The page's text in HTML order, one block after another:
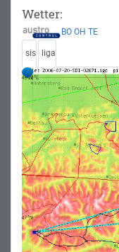
Wetter:
BO OH TE
sis liga